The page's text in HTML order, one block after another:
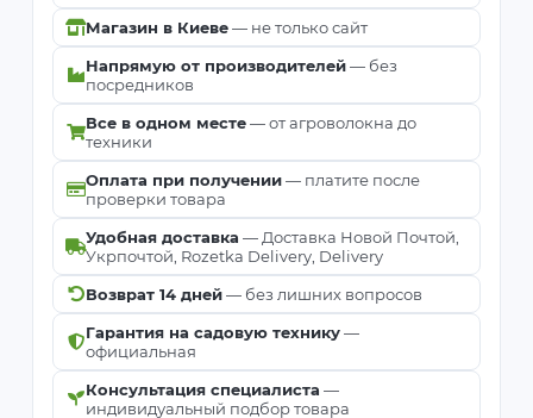
Магазин в Киеве— не только сайт
Напрямую от производителей— без
посредников
Все в одном месте— от агроволокна до
техники
Оплата при получении— платите после
проверки товара
Удобная доставка — Доставка Новой Почтой,
Укрпочтой, Rozetka Delivery, Delivery
Возврат 14 дней— без лишних вопросов
Гарантия на садовую технику—
официальная
Консультация специалиста —
индивидуальный подбор товара